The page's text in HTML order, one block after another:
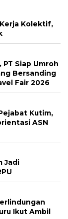
Kolektif,
Siap Umroh
Bersanding
Fair 2026
Kutim,
ASN
Jadi
Ikut Ambil